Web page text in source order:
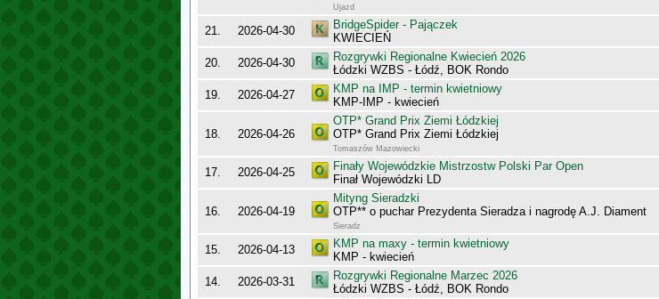
Ujazd
21. 2026-04-30
BridgeSpider - Pajączek
KWIECIEŃ
20. 2026-04-30
Rozgrywki Regionalne Kwiecień 2026
Łódzki WZBS - Łódź, BOK Rondo
19. 2026-04-27
KMP na IMP - termin kwietniowy
KMP-IMP - kwiecień
18. 2026-04-26
OTP* Grand Prix Ziemi Łódzkiej
OTP* Grand Prix Ziemi Łódzkiej
Tomaszów Mazowiecki
17. 2026-04-25
Finały Wojewódzkie Mistrzostw Polski Par Open
Finał Wojewódzki LD
16. 2026-04-19
Mityng Sieradzki
OTP** o puchar Prezydenta Sieradza i nagrodę A.J. Diament
Sieradz
15. 2026-04-13
KMP na maxy - termin kwietniowy
KMP - kwiecień
14. 2026-03-31
Rozgrywki Regionalne Marzec 2026
Łódzki WZBS - Łódź, BOK Rondo